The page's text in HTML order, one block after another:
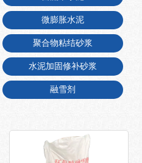
微膨胀水泥
聚合物粘结砂浆
水泥加固修补砂浆
融雪剂